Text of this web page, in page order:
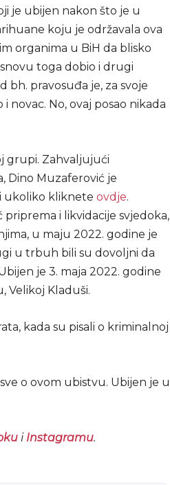
je ubijen nakon što je u
koju je održavala ova
organima u BiH da blisko
toga dobio i drugi
bh. pravosuđa je, za svoje
novac. No, ovaj posao nikada
grupi. Zahvaljujući
Dino Muzaferović je
ukoliko kliknete ovdje.
i likvidacije svjedoka,
u maju 2022. godine je
u trbuh bili su dovoljni da
je 3. maja 2022. godine
Velikoj Kladuši.
kada su pisali o kriminalnoj
o ovom ubistvu. Ubijen je u
i Instagramu.